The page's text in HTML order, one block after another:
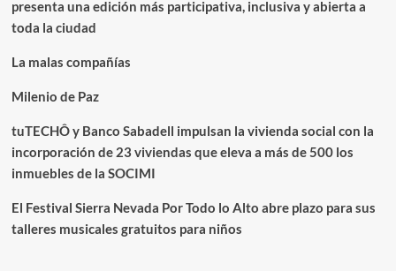
presenta una edición más participativa, inclusiva y abierta a
toda la ciudad
La malas compañías
Milenio de Paz
tuTECHÔ y Banco Sabadell impulsan la vivienda social con la
incorporación de 23 viviendas que eleva a más de 500 los
inmuebles de la SOCIMI
El Festival Sierra Nevada Por Todo lo Alto abre plazo para sus
talleres musicales gratuitos para niños